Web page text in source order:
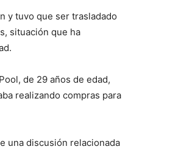
y tuvo que ser trasladado
situación que ha
de 29 años de edad,
realizando compras para
una discusión relacionada